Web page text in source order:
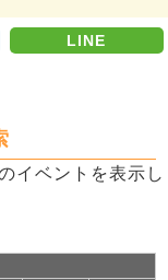
LINE
イベントを表示し